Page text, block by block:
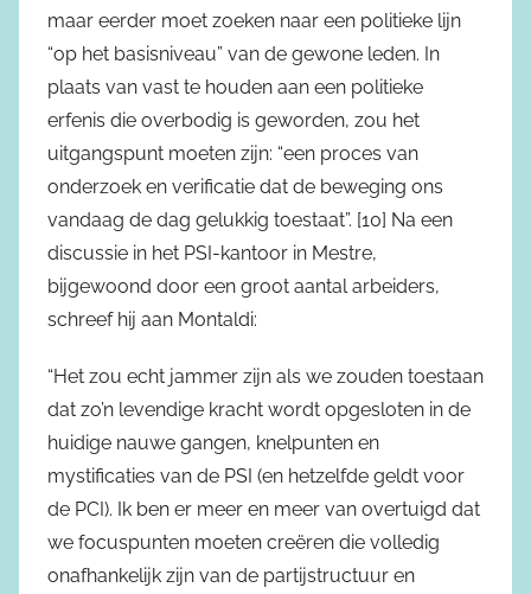
maar eerder moet zoeken naar een politieke lijn
“op het basisniveau” van de gewone leden. In
plaats van vast te houden aan een politieke
erfenis die overbodig is geworden, zou het
uitgangspunt moeten zijn: “een proces van
onderzoek en verificatie dat de beweging ons
vandaag de dag gelukkig toestaat”. [10] Na een
discussie in het PSI-kantoor in Mestre,
bijgewoond door een groot aantal arbeiders,
schreef hij aan Montaldi:
“Het zou echt jammer zijn als we zouden toestaan
dat zo’n levendige kracht wordt opgesloten in de
huidige nauwe gangen, knelpunten en
mystificaties van de PSI (en hetzelfde geldt voor
de PCI). Ik ben er meer en meer van overtuigd dat
we focuspunten moeten creëren die volledig
onafhankelijk zijn van de partijstructuur en